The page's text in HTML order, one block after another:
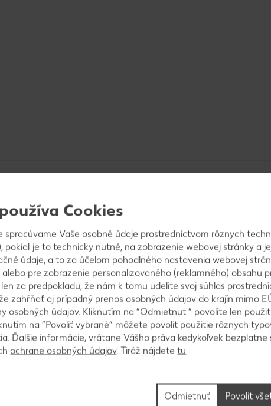
mrkvu a všetko nakrájame alebo
nadrobno. Na dresing zmiešame kyslú smotanu,
soľou, soľou a korením.
asi 30 minút odstáť.
Cookies
spracúvame Vaše osobné údaje prostredníctvom rôznych
pokiaľ je to technicky nutné, na zobrazenie webovej stránky a
údaje, a to za účelom pohodlného nastavenia webovej
pre zobrazenie personalizovaného (reklamného) obsahu
za predpokladu, že nám k tomu udelíte svoj súhlas
zahŕňať aj prípadný prenos osobných údajov do krajín mimo
osobných údajov. Kliknutím na “Odmietnuť ” povolíte len
na “Povoliť vybrané” môžete povoliť použitie rôznych
Ďalšie informácie, vrátane Vášho práva kedykoľvek bezplatne
ochrane osobných údajov. Tiráž nájdetetu.
Odmietnuť Povoliť